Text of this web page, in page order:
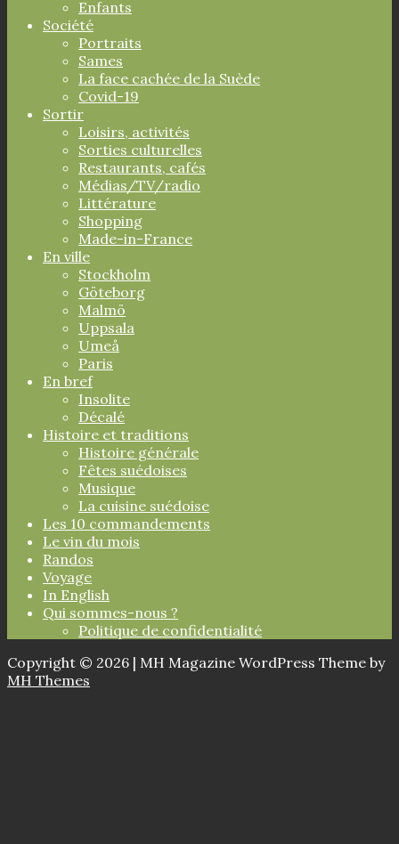
Enfants
Société
Portraits
Sames
La face cachée de la Suède
Covid-19
Sortir
Loisirs, activités
Sorties culturelles
Restaurants, cafés
Médias/TV/radio
Littérature
Shopping
Made-in-France
En ville
Stockholm
Göteborg
Malmö
Uppsala
Umeå
Paris
En bref
Insolite
Décalé
Histoire et traditions
Histoire générale
Fêtes suédoises
Musique
La cuisine suédoise
Les 10 commandements
Le vin du mois
Randos
Voyage
In English
Qui sommes-nous ?
Politique de confidentialité
Copyright © 2026 | MH Magazine WordPress Theme by
MH Themes